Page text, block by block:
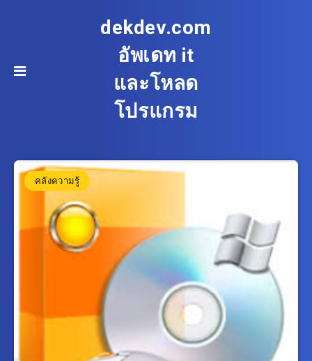
dekdev.com
อัพเดท it
และโหลด
โปรแกรม
คลังความรู้